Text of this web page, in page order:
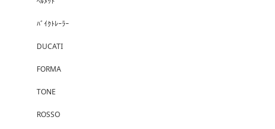
ﾊﾞｲｸﾄﾚｰﾗｰ
DUCATI
FORMA
TONE
ROSSO